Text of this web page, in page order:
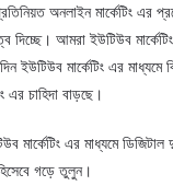
অনলাইন মার্কেটিং এর
দিচ্ছে। আমরা ইউটিউব
ইউটিউব মার্কেটিং এর মাধ্যমে
এর চাহিদা বাড়ছে।
মার্কেটিং এর মাধ্যমে
গড়ে তুলুন।